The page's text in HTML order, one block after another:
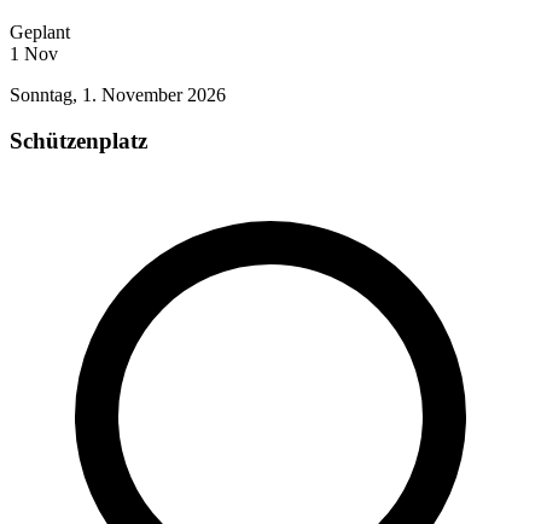
Geplant
1 Nov
Sonntag, 1. November 2026
Schützenplatz